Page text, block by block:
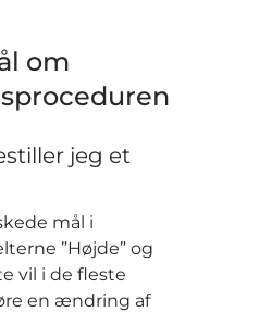
om
jeg et
mål i
”Højde” og
vil i de fleste
en ændring af